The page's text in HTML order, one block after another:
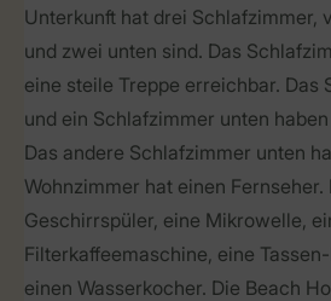
Unterkunft hat drei Schlafzimmer,
und zwei unten sind. Das
eine steile Treppe erreichbar. Das
und ein Schlafzimmer unten
Das andere Schlafzimmer unten
Wohnzimmer hat einen Fernseher.
Geschirrspüler, eine Mikrowelle,
Filterkaffeemaschine, eine
einen Wasserkocher. Die Beach